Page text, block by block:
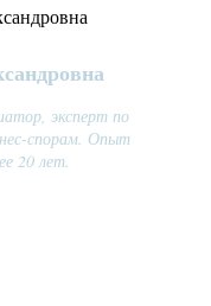
эксперт по
спорам. Опыт
20 лет.